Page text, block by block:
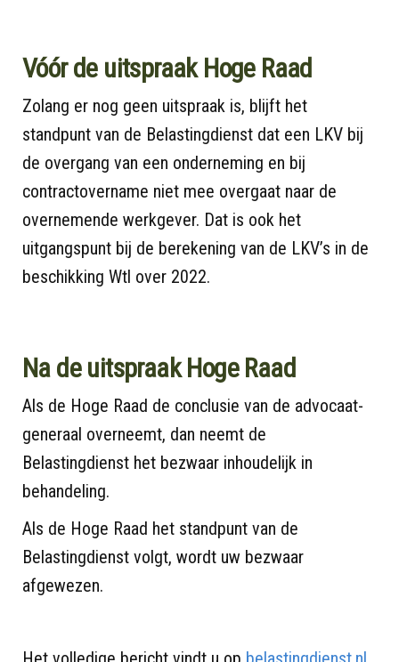
Vóór de uitspraak Hoge Raad
Zolang er nog geen uitspraak is, blijft het
standpunt van de Belastingdienst dat een LKV bij
de overgang van een onderneming en bij
contractovername niet mee overgaat naar de
overnemende werkgever. Dat is ook het
uitgangspunt bij de berekening van de LKV’s in de
beschikking Wtl over 2022.
Na de uitspraak Hoge Raad
Als de Hoge Raad de conclusie van de advocaat-
generaal overneemt, dan neemt de
Belastingdienst het bezwaar inhoudelijk in
behandeling.
Als de Hoge Raad het standpunt van de
Belastingdienst volgt, wordt uw bezwaar
afgewezen.